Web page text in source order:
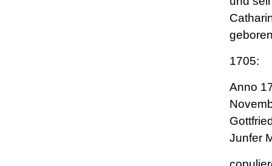
1705:
Anno
Junfer